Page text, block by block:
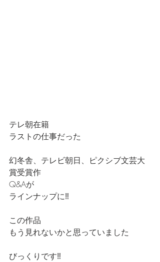
テレ朝在籍
ラストの仕事だった
幻冬舎、テレビ朝日、ピクシブ文芸大
賞受賞作
Q&Aが
ラインナップに‼️
この作品
もう見れないかと思っていました
びっくりです‼️